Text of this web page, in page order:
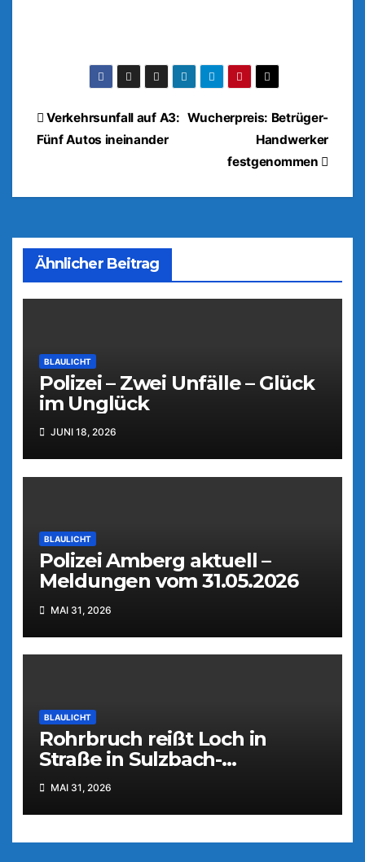
Beitragsnavigation
Wucherpreis: Betrüger-
Handwerker
festgenommen
Verkehrsunfall auf A3:
Fünf Autos ineinander
Ähnlicher Beitrag
BLAULICHT
Polizei – Zwei Unfälle – Glück
im Unglück
JUNI 18, 2026
BLAULICHT
Polizei Amberg aktuell –
Meldungen vom 31.05.2026
MAI 31, 2026
BLAULICHT
Rohrbruch reißt Loch in
Straße in Sulzbach-
Rosenberg
MAI 31, 2026